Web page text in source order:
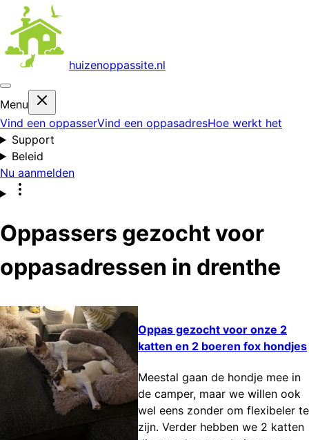
huizenoppassite.nl
Menu
Vind een oppasserVind een oppasadresHoe werkt het
Support
Beleid
Nu aanmelden
Oppassers gezocht voor
oppasadressen in drenthe
Oppas gezocht voor onze 2
katten en 2 boeren fox hondjes
Meestal gaan de hondje mee in
de camper, maar we willen ook
wel eens zonder om flexibeler te
zijn. Verder hebben we 2 katten